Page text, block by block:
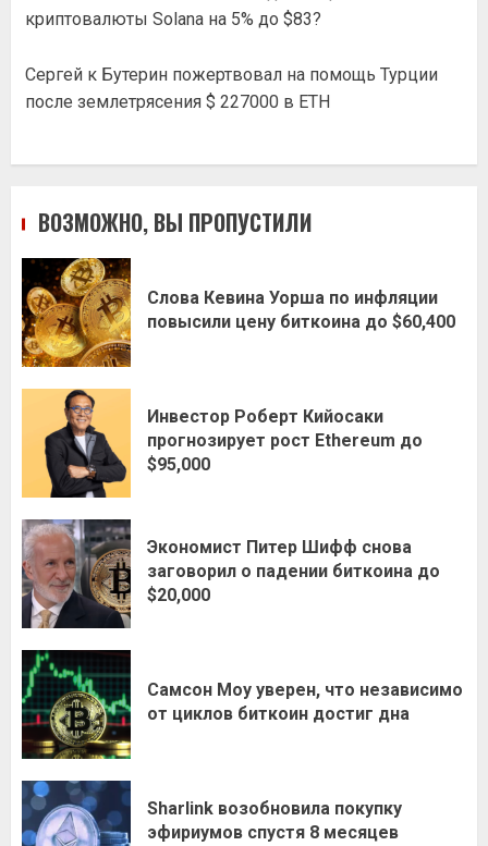
криптовалюты Solana на 5% до $83?
Сергей к Бутерин пожертвовал на помощь Турции
после землетрясения $ 227000 в ETH
ВОЗМОЖНО, ВЫ ПРОПУСТИЛИ
Слова Кевина Уорша по инфляции
повысили цену биткоина до $60,400
Инвестор Роберт Кийосаки
прогнозирует рост Ethereum до
$95,000
Экономист Питер Шифф снова
заговорил о падении биткоина до
$20,000
Самсон Моу уверен, что независимо
от циклов биткоин достиг дна
Sharlink возобновила покупку
эфириумов спустя 8 месяцев